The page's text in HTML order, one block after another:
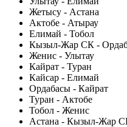
Жетысу - Астана
Актобе - Атырау
Елимай - Тобол
Кызыл-Жар СК -
Женис - Улытау
Кайрат - Туран
Кайсар - Елимай
Ордабасы - Кайрат
Туран - Актобе
Тобол - Женис
Астана - Кызыл-Жар